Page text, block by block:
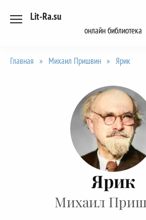
Lit-Ra.su
онлайн библиотека
Главная » Михаил Пришвин » Ярик
Ярик
Михаил